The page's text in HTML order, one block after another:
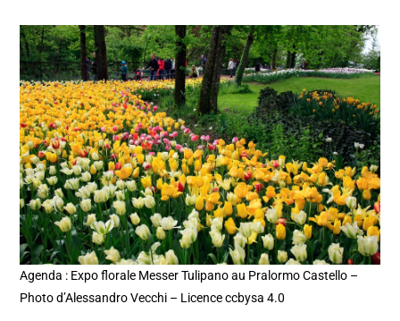
Agenda : Expo florale Messer Tulipano au Pralormo Castello –
Photo d’Alessandro Vecchi – Licence ccbysa 4.0